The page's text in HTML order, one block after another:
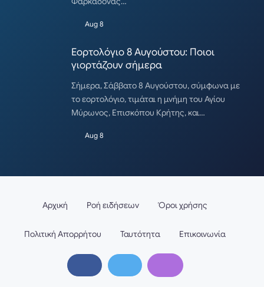
Aug 8
Εορτολόγιο 8 Αυγούστου: Ποιοι
γιορτάζουν σήμερα
Σήμερα, Σάββατο 8 Αυγούστου, σύμφωνα με
το εορτολόγιο, τιμάται η μνήμη του Αγίου
Μύρωνος, Επισκόπου Κρήτης, και…
Aug 8
Αρχική Ροή ειδήσεων Όροι χρήσης
Πολιτική Απορρήτου Ταυτότητα Επικοινωνία